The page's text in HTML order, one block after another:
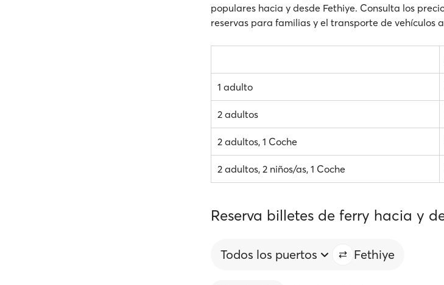
populares hacia y desde Fethiye. Consulta los
reservas para familias y el transporte de vehículos
1 adulto
2 adultos
2 adultos, 1 Coche
2 adultos, 2 niños/as, 1 Coche
Reserva billetes de ferry hacia y
Todos los puertos Fethiye